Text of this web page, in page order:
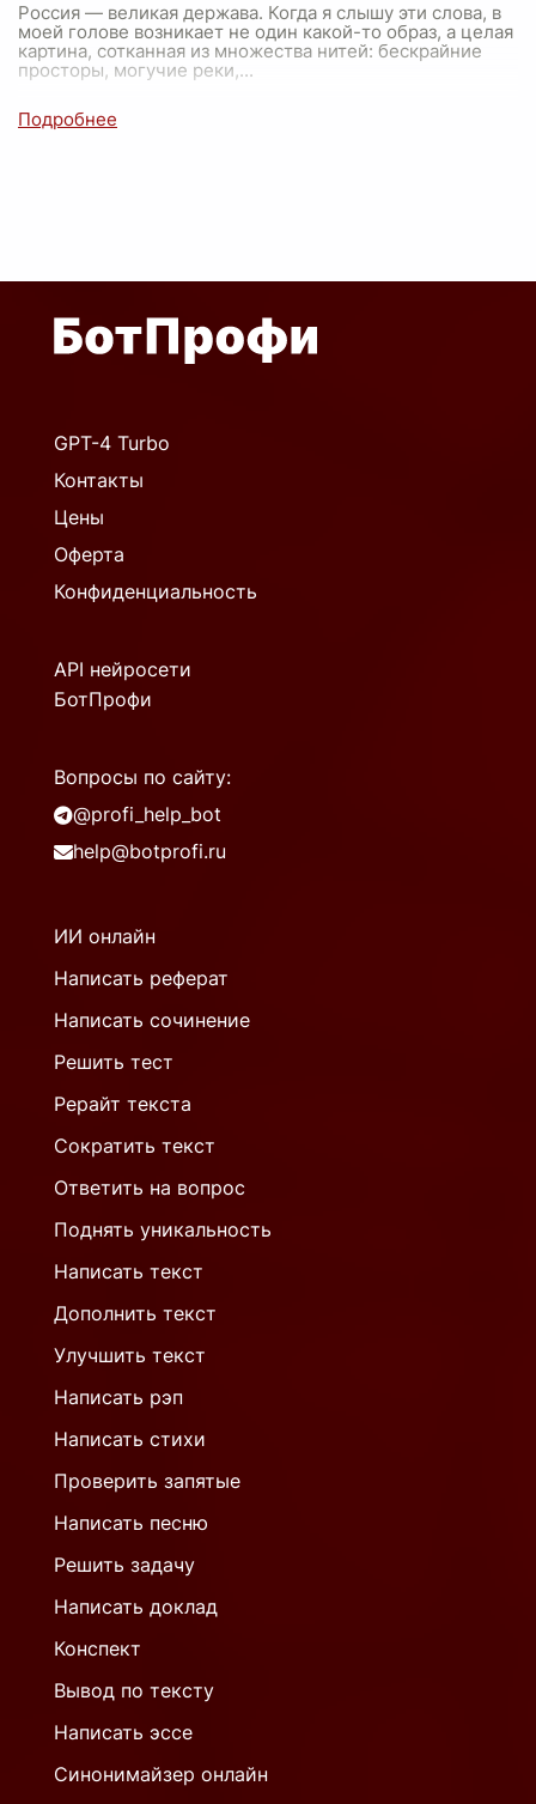
Россия — великая держава. Когда я слышу эти слова, в
моей голове возникает не один какой-то образ, а целая
картина, сотканная из множества нитей: бескрайние
просторы, могучие реки,...
GPT-4 Turbo
Контакты
Цены
Оферта
Конфиденциальность
API нейросети
БотПрофи
Вопросы по сайту:
@profi_help_bot
help@botprofi.ru
ИИ онлайн
Написать реферат
Написать сочинение
Решить тест
Рерайт текста
Сократить текст
Ответить на вопрос
Поднять уникальность
Написать текст
Дополнить текст
Улучшить текст
Написать рэп
Написать стихи
Проверить запятые
Написать песню
Решить задачу
Написать доклад
Конспект
Вывод по тексту
Написать эссе
Синонимайзер онлайн